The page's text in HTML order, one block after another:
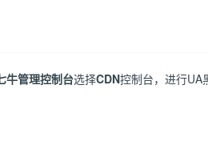
牛管理控制台选择CDN控制台，进行UA